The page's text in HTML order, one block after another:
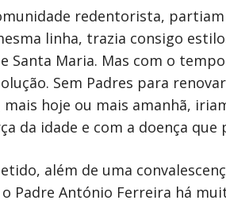
redentorista,
linha, trazia consigo
Maria. Mas com o
Sem Padres para
hoje ou mais amanhã,
da idade e com a doença
além de uma
Padre António Ferreira há